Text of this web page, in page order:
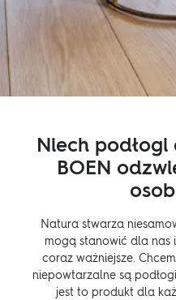
Niech
BOEN
Natura stwarza
mogą stanowić dla nas
coraz ważniejsze.
niepowtarzalne są
jest to produkt dla